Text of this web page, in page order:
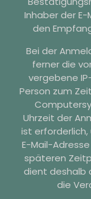
Inhaber der
den
Bei der
ferner die
vergebene
Person zum
Uhrzeit der
ist
E-Mail-
späteren
dient deshalb
die